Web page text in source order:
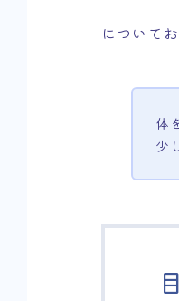
について
体
少